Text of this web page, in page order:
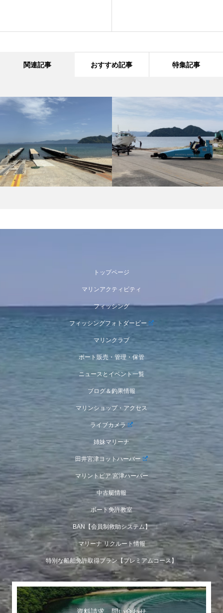
関連記事 おすすめ記事 特集記事
トップページ
マリンアクティビティ
フィッシング
フィッシングフォトダービー
マリンクラブ
ボート販売・管理・保管
ニュースとイベント一覧
ブログ＆釣果情報
マリンショップ・アクセス
ライブカメラ
姉妹マリーナ
田井宮津ヨットハーバー
マリントピア 宮津ハーバー
中古艇情報
ボート免許教室
BAN【会員制救助システム】
マリーナ リクルート情報
特別な船舶免許取得プラン【プレミアムコース】
資料請求 問い合わせ